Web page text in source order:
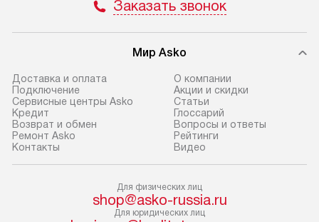
регионы осуществляется через
транспортную компанию. После
100% предоплаты мы бесплатно
до представительства
транспортной компании в г. Москва.
Пожалуйста, уточняйте условия
доставки у менеджера при
оформлении заказа.
доставки доставит упакованный
прибор до двери или прихожей.
ошибки и
Готовые
от категории,
к воде, крана и
включает в
Заказать звонок
Мир Asko
Доставка и оплата
Подключение
Сервисные центры Asko
Кредит
Возврат и обмен
Ремонт Asko
Контакты
О компании
Акции и скидки
Статьи
Глоссарий
Вопросы и ответы
Рейтинги
Видео
Для физических лиц
shop@asko-russia.ru
Для юридических лиц